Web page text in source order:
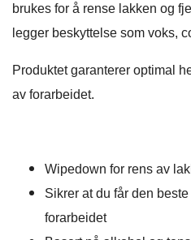
brukes for å rense lakken og
legger beskyttelse som voks,
Produktet garanterer optimal
av forarbeidet.
Wipedown for rens av
Sikrer at du får den
forarbeidet